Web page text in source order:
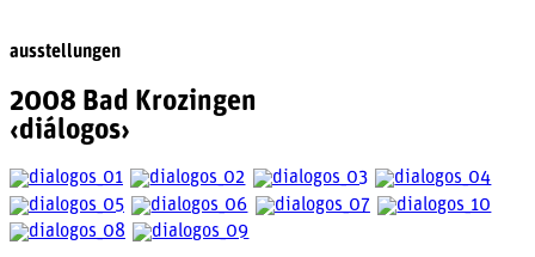
ausstellungen
2008 Bad Krozingen
‹diálogos›